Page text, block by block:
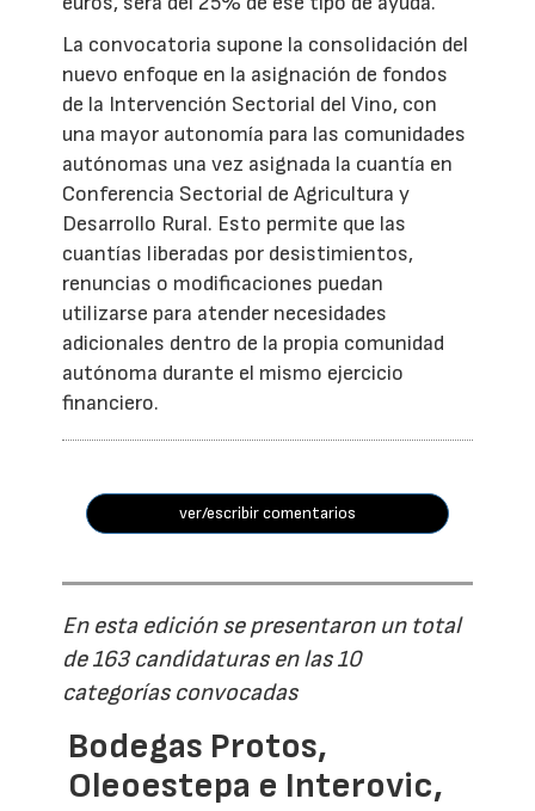
La convocatoria supone la consolidación del
nuevo enfoque en la asignación de fondos
de la Intervención Sectorial del Vino, con
una mayor autonomía para las comunidades
autónomas una vez asignada la cuantía en
Conferencia Sectorial de Agricultura y
Desarrollo Rural. Esto permite que las
cuantías liberadas por desistimientos,
renuncias o modificaciones puedan
utilizarse para atender necesidades
adicionales dentro de la propia comunidad
autónoma durante el mismo ejercicio
financiero.
ver/escribir comentarios
En esta edición se presentaron un total
de 163 candidaturas en las 10
categorías convocadas
Bodegas Protos,
Oleoestepa e Interovic,